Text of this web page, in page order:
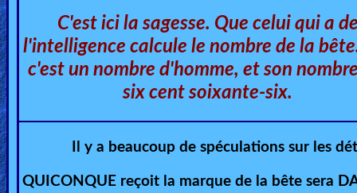
Bible
Movies
Gospel
Videos
C'est ici la sagesse. Que celui qui a
l'intelligence calcule le nombre de la
c'est un nombre d'homme, et son
six cent soixante-six.
Il y a beaucoup de spéculations sur les
QUICONQUE reçoit la marque de la bête sera